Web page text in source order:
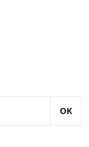
OK